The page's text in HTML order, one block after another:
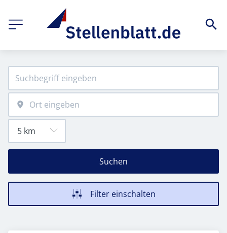
Suchen
Filter einschalten